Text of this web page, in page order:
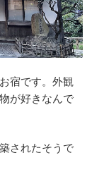
宿です。外観
が好きなんで
されたそうで